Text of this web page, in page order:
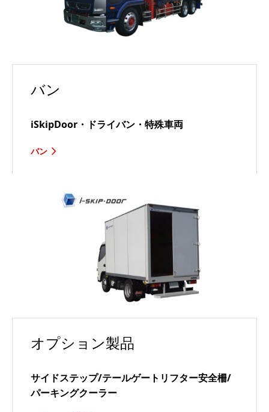
バン
iSkipDoor・ドライバン・特殊車両
バン
オプション製品
サイドステップ/テールゲートリフター安全柵/
パーキングクーラー